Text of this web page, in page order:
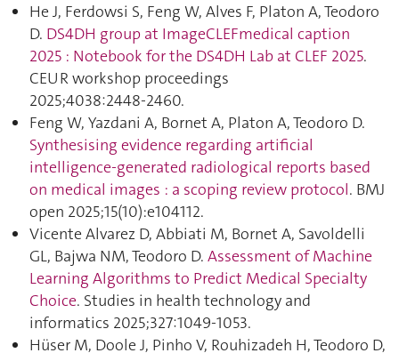
He J, Ferdowsi S, Feng W, Alves F, Platon A, Teodoro
D. DS4DH group at ImageCLEFmedical caption
2025 : Notebook for the DS4DH Lab at CLEF 2025.
CEUR workshop proceedings
2025;4038:2448‑2460.
Feng W, Yazdani A, Bornet A, Platon A, Teodoro D.
Synthesising evidence regarding artificial
intelligence-generated radiological reports based
on medical images : a scoping review protocol. BMJ
open 2025;15(10):e104112.
Vicente Alvarez D, Abbiati M, Bornet A, Savoldelli
GL, Bajwa NM, Teodoro D. Assessment of Machine
Learning Algorithms to Predict Medical Specialty
Choice. Studies in health technology and
informatics 2025;327:1049‑1053.
Hüser M, Doole J, Pinho V, Rouhizadeh H, Teodoro D,